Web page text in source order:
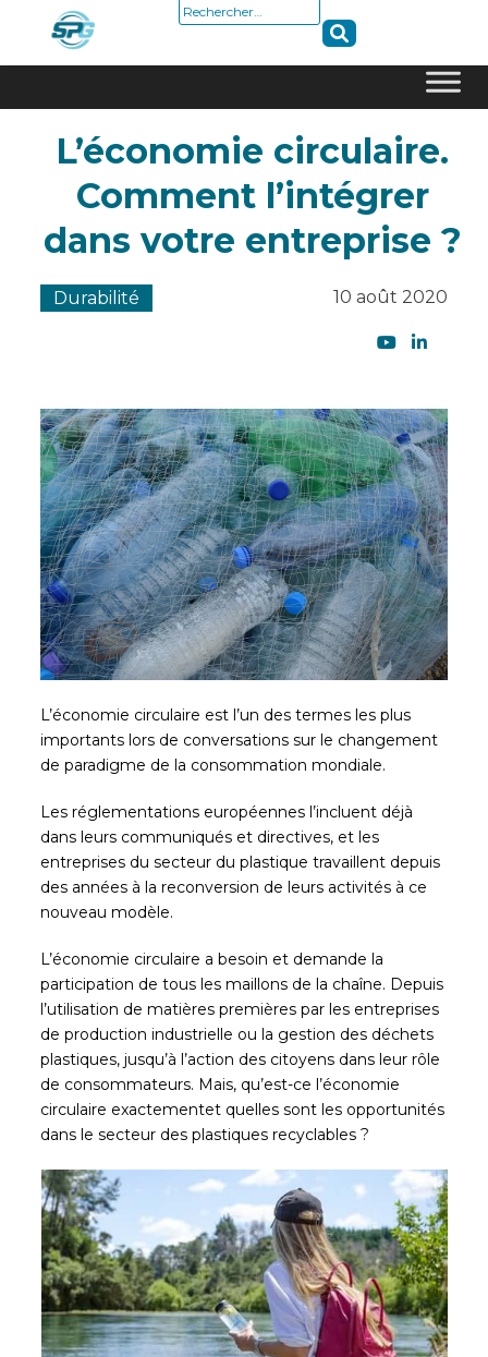
Rechercher :
L’économie circulaire.
Comment l’intégrer
dans votre entreprise ?
Durabilité 10 août 2020
L’économie circulaire est l’un des termes les plus
importants lors de conversations sur le changement
de paradigme de la consommation mondiale.
Les réglementations européennes l’incluent déjà
dans leurs communiqués et directives, et les
entreprises du secteur du plastique travaillent depuis
des années à la reconversion de leurs activités à ce
nouveau modèle.
L’économie circulaire a besoin et demande la
participation de tous les maillons de la chaîne. Depuis
l’utilisation de matières premières par les entreprises
de production industrielle ou la gestion des déchets
plastiques, jusqu’à l’action des citoyens dans leur rôle
de consommateurs. Mais, qu’est-ce l’économie
circulaire exactementet quelles sont les opportunités
dans le secteur des plastiques recyclables ?